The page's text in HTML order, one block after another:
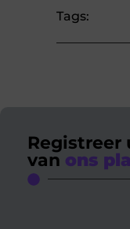
Tags:
Registreer
van ons